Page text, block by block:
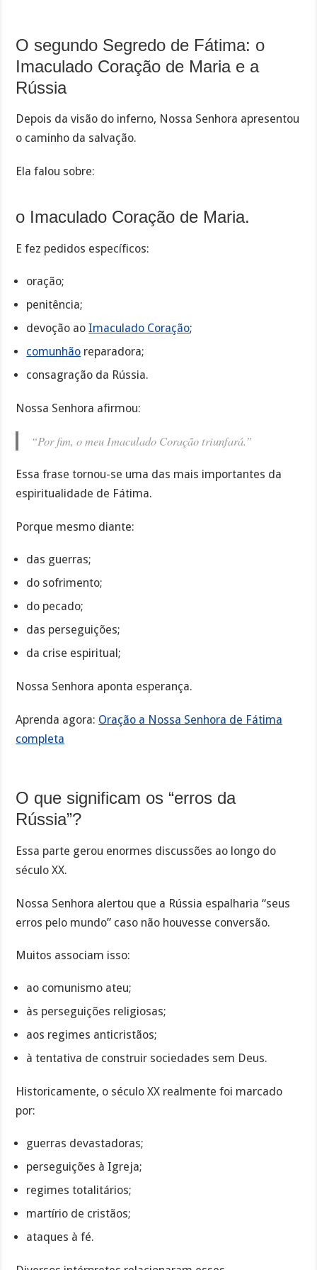
O segundo Segredo de Fátima: o
Imaculado Coração de Maria e a
Rússia
Depois da visão do inferno, Nossa Senhora apresentou
o caminho da salvação.
Ela falou sobre:
o Imaculado Coração de Maria.
E fez pedidos específicos:
oração;
penitência;
devoção aoImaculado Coração;
comunhão reparadora;
consagração da Rússia.
Nossa Senhora afirmou:
“Por fim, o meu Imaculado Coração triunfará.”
Essa frase tornou-se uma das mais importantes da
espiritualidade de Fátima.
Porque mesmo diante:
das guerras;
do sofrimento;
do pecado;
das perseguições;
da crise espiritual;
Nossa Senhora aponta esperança.
Aprenda agora: Oração a Nossa Senhora de Fátima
completa
O que significam os “erros da
Rússia”?
Essa parte gerou enormes discussões ao longo do
século XX.
Nossa Senhora alertou que a Rússia espalharia “seus
erros pelo mundo” caso não houvesse conversão.
Muitos associam isso:
ao comunismo ateu;
às perseguições religiosas;
aos regimes anticristãos;
à tentativa de construir sociedades sem Deus.
Historicamente, o século XX realmente foi marcado
por:
guerras devastadoras;
perseguições à Igreja;
regimes totalitários;
martírio de cristãos;
ataques à fé.